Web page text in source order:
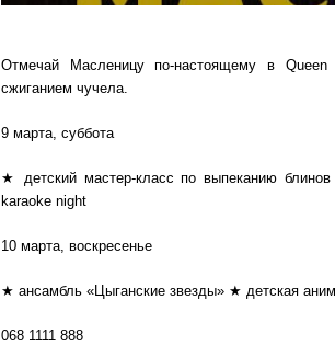
Отмечай Масленицу по-настоящему в
сжиганием чучела.
9 марта, суббота
★ детский мастер-класс по выпеканию
karaoke night
10 марта, воскресенье
★ ансамбль «Цыганские звезды» ★ детская
068 1111 888